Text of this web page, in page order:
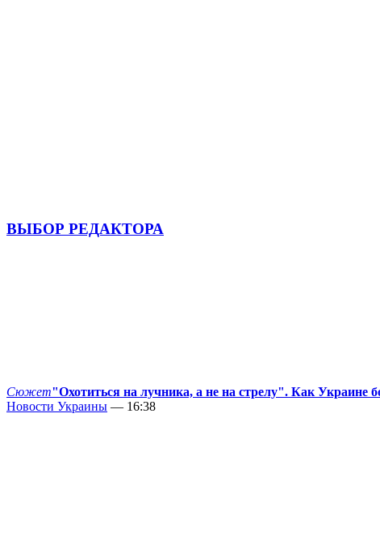
ВЫБОР РЕДАКТОРА
Сюжет"Охотиться на лучника, а не на стрелу". Как Украине
Новости Украины — 16:38